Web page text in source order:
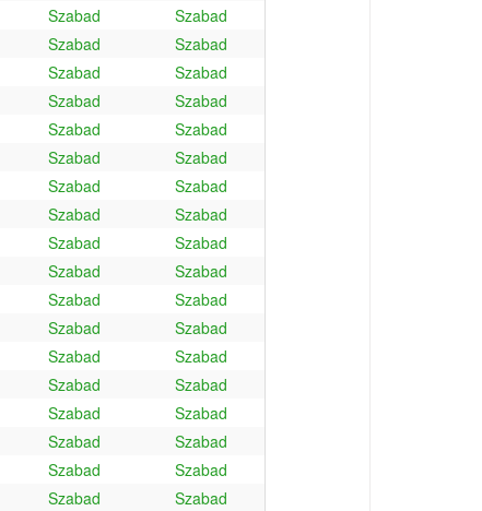
Szabad
Szabad
Szabad
Szabad
Szabad
Szabad
Szabad
Szabad
Szabad
Szabad
Szabad
Szabad
Szabad
Szabad
Szabad
Szabad
Szabad
Szabad
Szabad
Szabad
Szabad
Szabad
Szabad
Szabad
Szabad
Szabad
Szabad
Szabad
Szabad
Szabad
Szabad
Szabad
Szabad
Szabad
Szabad
Szabad